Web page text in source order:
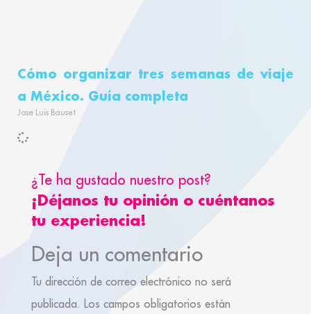
Cómo organizar tres semanas de viaje
a México. Guía completa
Jose Luis Bauset
¿Te ha gustado nuestro post?
¡Déjanos tu opinión o cuéntanos
tu experiencia!
Deja un comentario
Tu dirección de correo electrónico no será
publicada. Los campos obligatorios están